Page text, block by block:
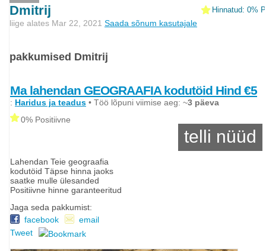
Dmitrij Hinnatud: 0%
liige alates Mar 22, 2021 Saada sõnum kasutajale
pakkumised Dmitrij
Ma lahendan GEOGRAAFIA kodutöid Hind €5
: Haridus ja teadus • Töö lõpuni viimise aeg: ~3 päeva
0% Positiivne
telli nüüd
Lahendan Teie geograafia
kodutöid Täpse hinna jaoks
saatke mulle ülesanded
Positiivne hinne garanteeritud
Jaga seda pakkumist:
facebook
email
Tweet